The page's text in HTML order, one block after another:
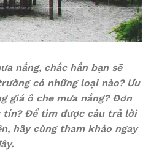
nắng, chắc hẳn bạn sẽ
có những loại nào? Ưu
giá ô che mưa nắng? Đơn
tín? Để tìm được câu trả lời
hãy cùng tham khảo ngay